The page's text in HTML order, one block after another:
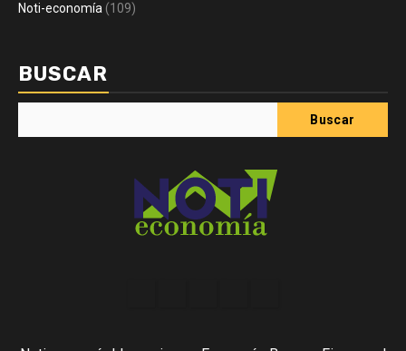
Noti-economía (109)
BUSCAR
Buscar
Noti-